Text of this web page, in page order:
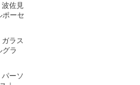
佐見
ポーセ
ラス
グラ
ーソ